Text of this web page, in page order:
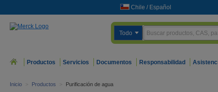
Chile / Español
Todo
Productos Servicios Documentos Responsabilidad
Inicio > Productos > Purificación de agua